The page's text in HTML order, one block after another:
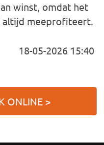
winst, omdat het
altijd meeprofiteert.
18-05-2026 15:40
ONLINE >